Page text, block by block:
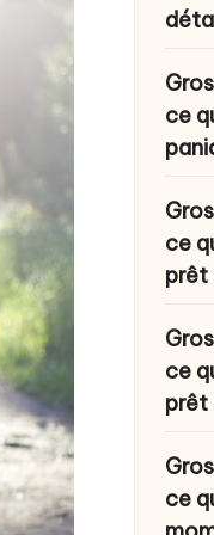
ce
ce
prêt
ce
prêt
ce